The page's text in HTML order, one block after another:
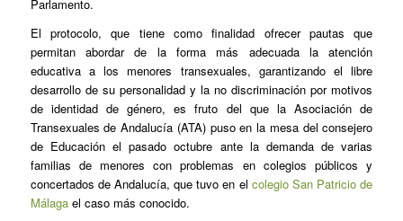
Parlamento.
El protocolo, que tiene como finalidad ofrecer pautas que
permitan abordar de la forma más adecuada la atención
educativa a los menores transexuales, garantizando el libre
desarrollo de su personalidad y la no discriminación por motivos
de identidad de género, es fruto del que la Asociación de
Transexuales de Andalucía (ATA) puso en la mesa del consejero
de Educación el pasado octubre ante la demanda de varias
familias de menores con problemas en colegios públicos y
concertados de Andalucía, que tuvo en el colegio San Patricio de
Málagael caso más conocido.